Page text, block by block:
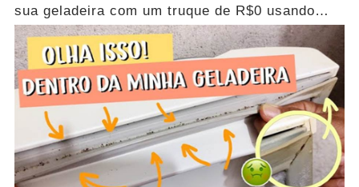
sua geladeira com um truque de R$0 usando
pasta de dente...Ver mais